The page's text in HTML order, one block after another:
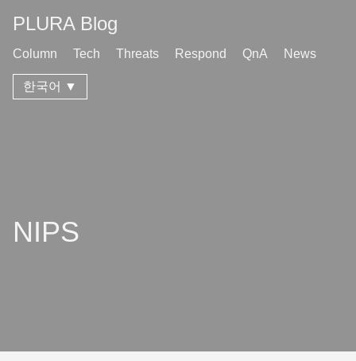
PLURA Blog
Column Tech Threats Respond QnA News
한국어 ▼
NIPS